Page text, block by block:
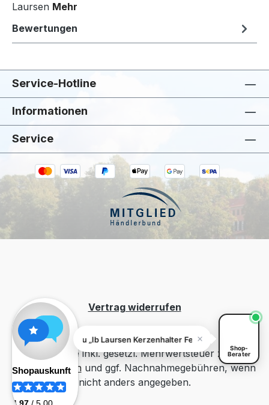
Laursen Mehr
Bewertungen
Service-Hotline
Informationen
Service
Vertrag widerrufen
Alle Preise inkl. gesetzl. Mehrwertsteuer zzgl.
Versandkosten und ggf. Nachnahmegebühren, wenn
nicht anders angegeben.
Shop-
Berater
Fragen zu „Ib Laursen Kerzenhalter Fenja Rot"? Ich helfe dir